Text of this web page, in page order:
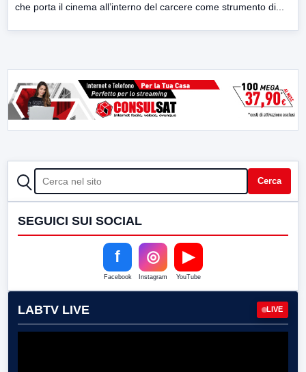
che porta il cinema all’interno del carcere come strumento di...
CERCA Cerca
SEGUICI SUI SOCIAL
f
Facebook
◎
Instagram
▶
YouTube
LABTV LIVE LIVE